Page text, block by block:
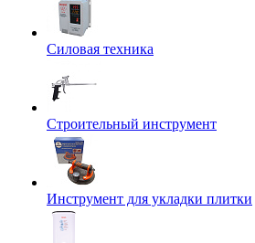
Силовая техника
Строительный инструмент
Инструмент для укладки плитки